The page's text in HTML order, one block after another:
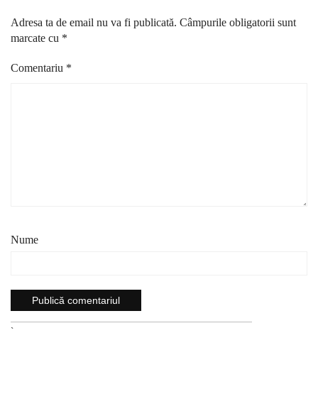
Adresa ta de email nu va fi publicată. Câmpurile obligatorii sunt
marcate cu *
Comentariu *
Nume
`